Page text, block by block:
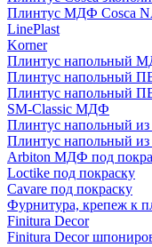
Плинтус МДФ Cosca
LinePlast
Korner
Плинтус напольный
Плинтус напольный
Плинтус напольный
SM-Classic МДФ
Плинтус напольный
Плинтус напольный
Arbiton МДФ под
Loctike под покраску
Cavare под покраску
Фурнитура, крепеж к
Finitura Decor
Finitura Decor